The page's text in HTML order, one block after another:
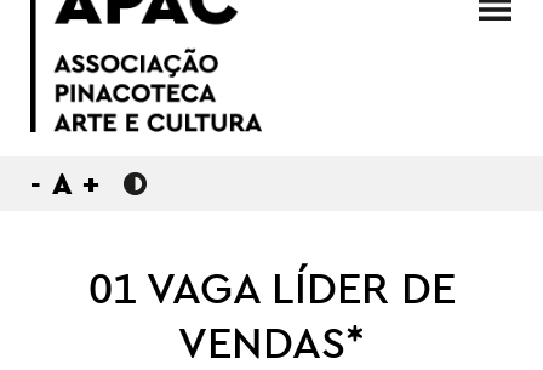
- A +
01 VAGA LÍDER DE
VENDAS*